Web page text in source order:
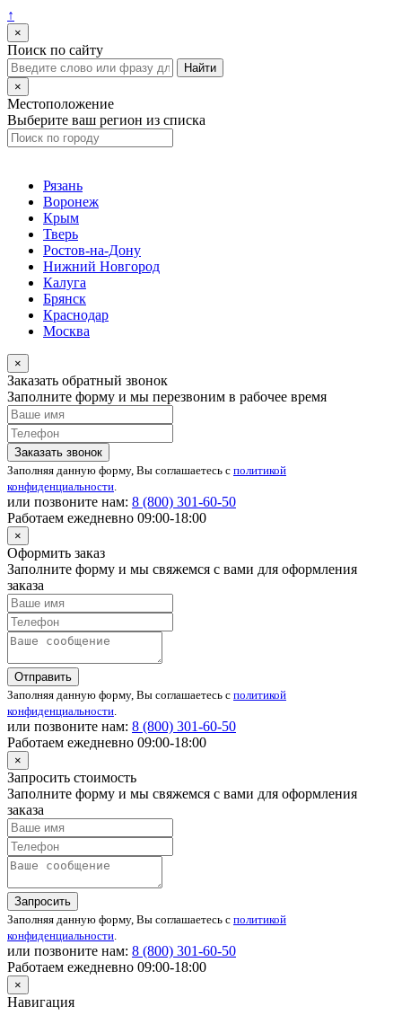
↑
×
Поиск по сайту
×
Местоположение
Выберите ваш регион из списка
Рязань
Воронеж
Крым
Тверь
Ростов-на-Дону
Нижний Новгород
Калуга
Брянск
Краснодар
Москва
×
Заказать обратный звонок
Заполните форму и мы перезвоним в рабочее время
Заказать звонок
Заполняя данную форму, Вы соглашаетесь с политикой
конфиденциальности.
или позвоните нам: 8 (800) 301-60-50
Работаем ежедневно 09:00-18:00
×
Оформить заказ
Заполните форму и мы свяжемся с вами для оформления
заказа
Отправить
Заполняя данную форму, Вы соглашаетесь с политикой
конфиденциальности.
или позвоните нам: 8 (800) 301-60-50
Работаем ежедневно 09:00-18:00
×
Запросить стоимость
Заполните форму и мы свяжемся с вами для оформления
заказа
Запросить
Заполняя данную форму, Вы соглашаетесь с политикой
конфиденциальности.
или позвоните нам: 8 (800) 301-60-50
Работаем ежедневно 09:00-18:00
×
Навигация